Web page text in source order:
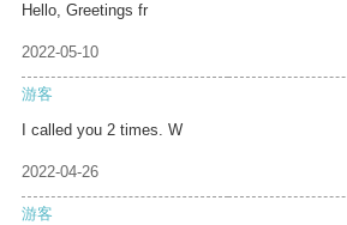
Hello, Greetings fr
2022-05-10
游客
I called you 2 times. W
2022-04-26
游客